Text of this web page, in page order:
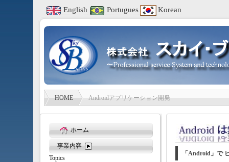
English Portugues Korean
HOME Androidアプリケーション開発
「Android」で
ホーム
事業内容
Topics